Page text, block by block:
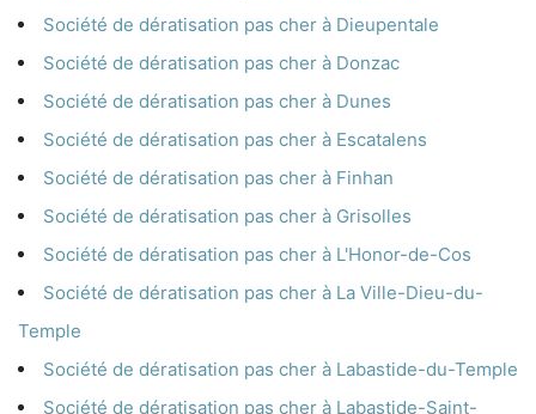
Société de dératisation pas cher à Dieupentale
Société de dératisation pas cher à Donzac
Société de dératisation pas cher à Dunes
Société de dératisation pas cher à Escatalens
Société de dératisation pas cher à Finhan
Société de dératisation pas cher à Grisolles
Société de dératisation pas cher à L'Honor-de-Cos
Société de dératisation pas cher à La Ville-Dieu-du-
Temple
Société de dératisation pas cher à Labastide-du-Temple
Société de dératisation pas cher à Labastide-Saint-